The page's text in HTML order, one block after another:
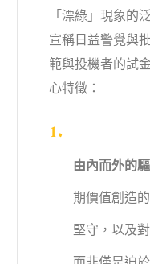
「漂綠」現象的
宣稱日益警覺與
範與投機者的試
心特徵：
由內而外的
期價值創造
堅守，以及